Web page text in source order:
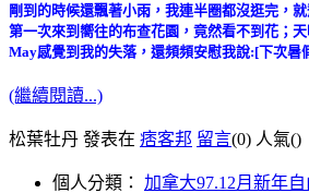
剛到的時候還飄著小雨，我連半圈都沒逛完，就
第一次來到嚮往的布查花園，竟然看不到花；
May感覺到我的失落，還頻頻安慰我說:[下次暑
(繼續閱讀...)
松葉牡丹 發表在 痞客邦 留言(0) 人氣()
個人分類： 加拿大97.12月新年